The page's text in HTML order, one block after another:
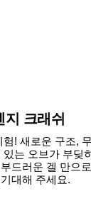
크래쉬
! 새로운 구조,
는 오브가 부딪
드러운 겔 만으
대해 주세요.